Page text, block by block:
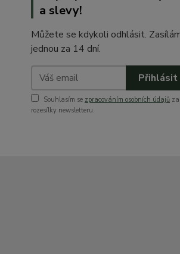
a slevy!
Můžete se kdykoli odhlásit.
jednou za 14 dní.
Přihlásit
Souhlasím se zpracováním osobních údajů
rozesílky newsletteru.